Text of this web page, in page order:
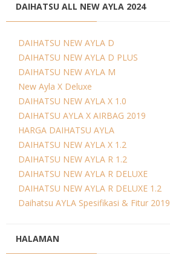
DAIHATSU ALL NEW AYLA 2024
DAIHATSU NEW AYLA D
DAIHATSU NEW AYLA D PLUS
DAIHATSU NEW AYLA M
New Ayla X Deluxe
DAIHATSU NEW AYLA X 1.0
DAIHATSU AYLA X AIRBAG 2019
HARGA DAIHATSU AYLA
DAIHATSU NEW AYLA X 1.2
DAIHATSU NEW AYLA R 1.2
DAIHATSU NEW AYLA R DELUXE
DAIHATSU NEW AYLA R DELUXE 1.2
Daihatsu AYLA Spesifikasi & Fitur 2019
HALAMAN